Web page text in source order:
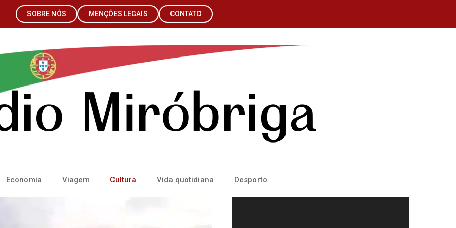
SOBRE NÓS MENÇÕES LEGAIS CONTATO
Economia Viagem Cultura Vida quotidiana Desporto